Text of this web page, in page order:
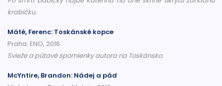
krabičku.
Máté, Ferenc: Toskánské kopce
Praha: ENO, 2016.
Svieže a pútavé spomienky autora na Toskánsko.
McYntire, Brandon: Nádej a pád